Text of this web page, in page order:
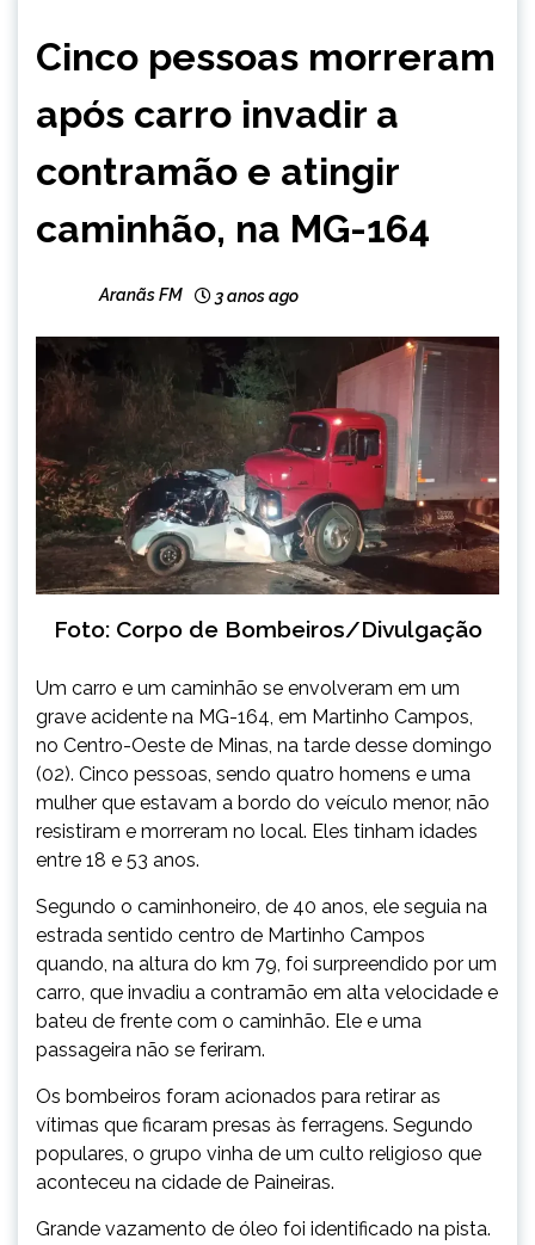
GERAIS
Cinco pessoas morreram
após carro invadir a
contramão e atingir
caminhão, na MG-164
Aranãs FM 3 anos ago
Foto: Corpo de Bombeiros/Divulgação
Um carro e um caminhão se envolveram em um
grave acidente na MG-164, em Martinho Campos,
no Centro-Oeste de Minas, na tarde desse domingo
(02). Cinco pessoas, sendo quatro homens e uma
mulher que estavam a bordo do veículo menor, não
resistiram e morreram no local. Eles tinham idades
entre 18 e 53 anos.
Segundo o caminhoneiro, de 40 anos, ele seguia na
estrada sentido centro de Martinho Campos
quando, na altura do km 79, foi surpreendido por um
carro, que invadiu a contramão em alta velocidade e
bateu de frente com o caminhão. Ele e uma
passageira não se feriram.
Os bombeiros foram acionados para retirar as
vítimas que ficaram presas às ferragens. Segundo
populares, o grupo vinha de um culto religioso que
aconteceu na cidade de Paineiras.
Grande vazamento de óleo foi identificado na pista.